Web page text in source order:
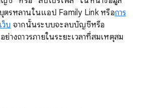
รหลานในแอป Family Link หรือการ
บ จากนั้นระบบจะลบบัญชีหรือ
างถาวรภายในระยะเวลาที่สมเหตุสม